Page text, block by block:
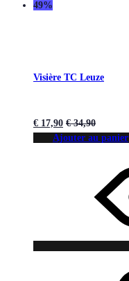
49%
Visière TC Leuze
€ 17,90 €34,90
Ajouter au panier